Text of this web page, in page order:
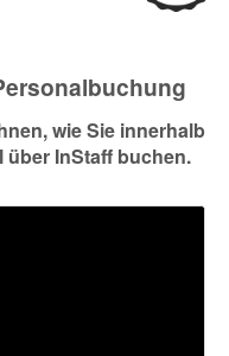
wie Sie innerhalb
InStaff buchen.